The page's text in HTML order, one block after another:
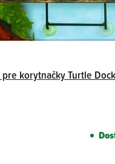
korytnačky Turtle